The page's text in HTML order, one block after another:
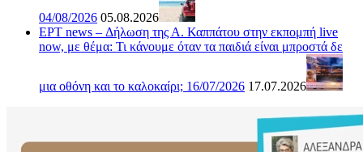
04/08/2026 05.08.2026
ΕΡΤ news – Δήλωση της Α. Καππάτου στην εκπομπή live
now, με θέμα: Τι κάνουμε όταν τα παιδιά είναι μπροστά δε
μια οθόνη και το καλοκαίρι; 16/07/2026 17.07.2026